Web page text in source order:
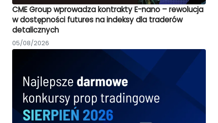
CME Group wprowadza kontrakty E-nano – rewolucja
w dostępności futures na indeksy dla traderów
detalicznych
05/08/2026